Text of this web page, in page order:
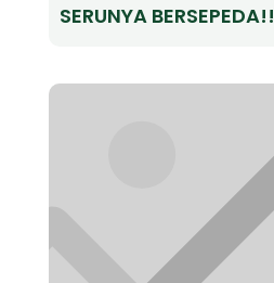
SERUNYA BERSEPEDA!!